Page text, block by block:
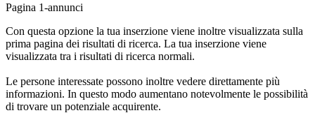
Pagina 1-annunci
Con questa opzione la tua inserzione viene inoltre visualizzata sulla
prima pagina dei risultati di ricerca. La tua inserzione viene
visualizzata tra i risultati di ricerca normali.
Le persone interessate possono inoltre vedere direttamente più
informazioni. In questo modo aumentano notevolmente le possibilità
di trovare un potenziale acquirente.